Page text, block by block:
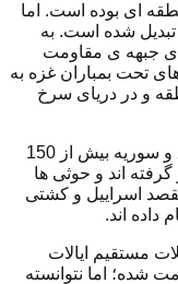
ای بوده است. اما
تبدیل شده است. به
جبهه ی مقاومت
تحت بمباران غزه به
و در دریای سرخ
به گفته پنتاگون، نیروهای آمریکایی در عراق و سوریه بیش از 150
اند و حوثی ها
به مقصد اسراییل و کشتی
داده اند.
مستقیم ایالات
شده؛ اما نتوانسته